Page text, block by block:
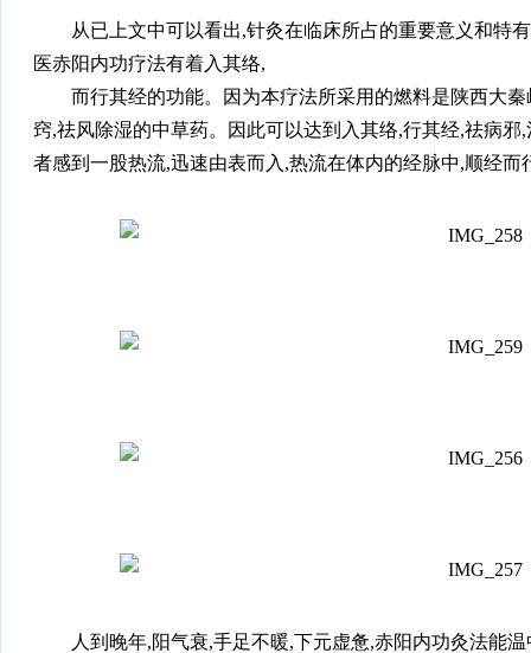
从已上文中可以看出,针灸在临床所占的重要意义和特
医赤阳内功疗法有着入其络,
而行其经的功能。因为本疗法所采用的燃料是陕西大
窍,祛风除湿的中草药。因此可以达到入其络,行其经,祛病
者感到一股热流,迅速由表而入,热流在体内的经脉中,顺经
人到晚年,阳气衰,手足不暖,下元虚惫,赤阳内功灸法能